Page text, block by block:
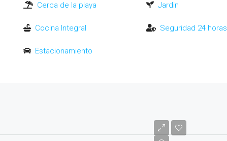
Cerca de la playa
Cocina Integral
Estacionamiento
Jardin
Seguridad 24 horas